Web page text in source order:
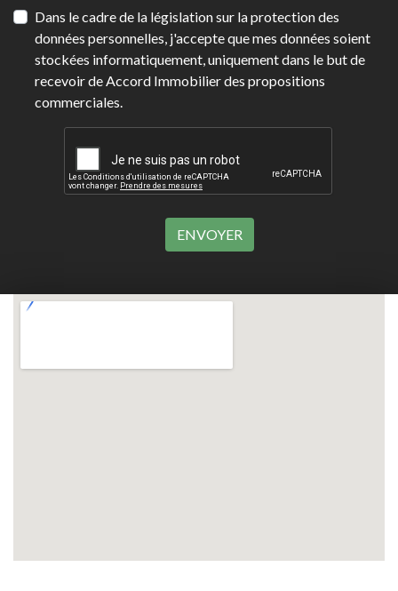
Dans le cadre de la législation sur la protection des
données personnelles, j'accepte que mes données soient
stockées informatiquement, uniquement dans le but de
recevoir de Accord Immobilier des propositions